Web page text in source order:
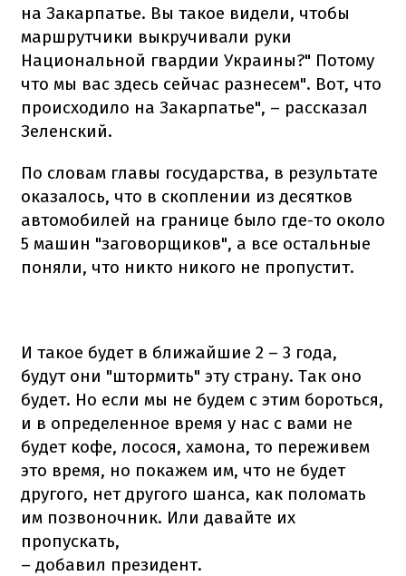
на Закарпатье. Вы такое видели, чтобы
маршрутчики выкручивали руки
Национальной гвардии Украины?" Потому
что мы вас здесь сейчас разнесем". Вот, что
происходило на Закарпатье", – рассказал
Зеленский.
По словам главы государства, в результате
оказалось, что в скоплении из десятков
автомобилей на границе было где-то около
5 машин "заговорщиков", а все остальные
поняли, что никто никого не пропустит.
И такое будет в ближайшие 2 – 3 года,
будут они "штормить" эту страну. Так оно
будет. Но если мы не будем с этим бороться,
и в определенное время у нас с вами не
будет кофе, лосося, хамона, то переживем
это время, но покажем им, что не будет
другого, нет другого шанса, как поломать
им позвоночник. Или давайте их
пропускать,
– добавил президент.